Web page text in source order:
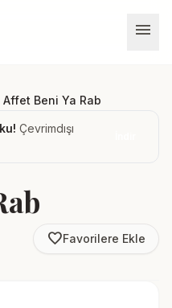
menu
Affet Beni Ya Rab
Çevrimdışı
favorite_borderFavorilere Ekle